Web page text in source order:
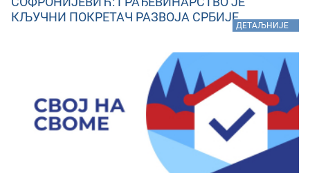
КЉУЧНИ ПОКРЕТАЧ РАЗВОЈА СРБИЈЕ
ДЕТАЉНИЈЕ